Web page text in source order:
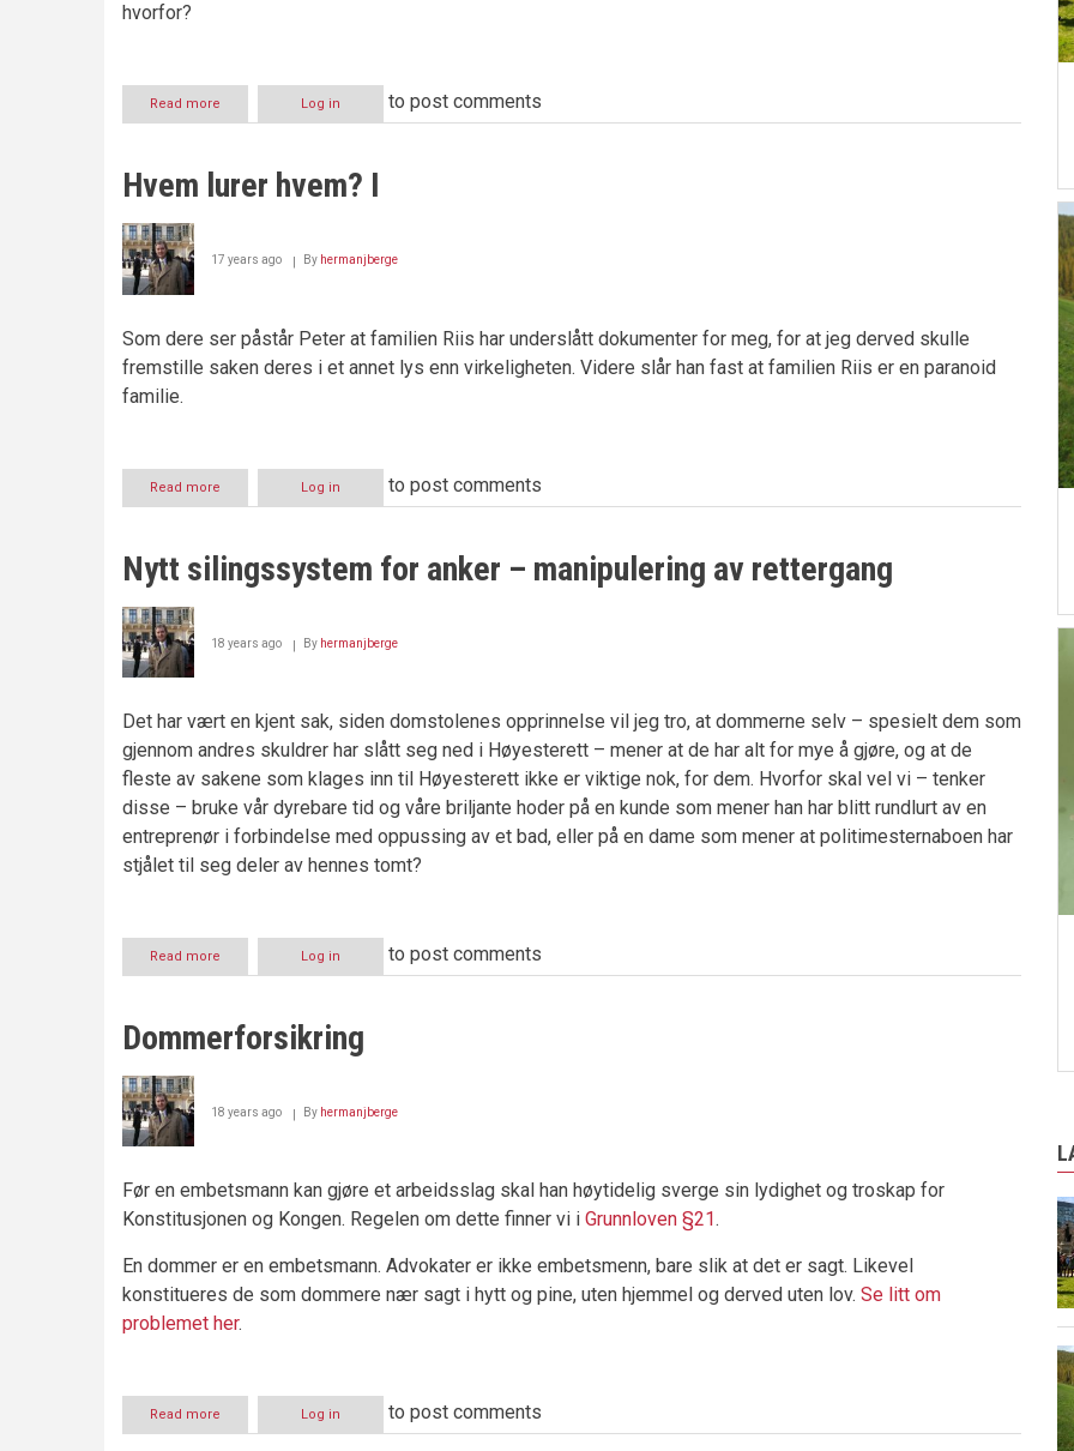
hvorfor?
Read more
Hvem
Påtalemakten
Log in to post comments
Hvem lurer hvem? I
17 years ago By hermanjberge
Som dere ser påstår Peter at familien Riis har underslått dokumenter for meg, for at jeg derved skulle
fremstille saken deres i et annet lys enn virkeligheten. Videre slår han fast at familien Riis er en paranoid
familie.
Read more
Hvem
Log in to post comments
Nytt silingssystem for anker – manipulering av rettergang
18 years ago By hermanjberge
Det har vært en kjent sak, siden domstolenes opprinnelse vil jeg tro, at dommerne selv – spesielt dem som
gjennom andres skuldrer har slått seg ned i Høyesterett – mener at de har alt for mye å gjøre, og at de
fleste av sakene som klages inn til Høyesterett ikke er viktige nok, for dem. Hvorfor skal vel vi – tenker
disse – bruke vår dyrebare tid og våre briljante hoder på en kunde som mener han har blitt rundlurt av en
entreprenør i forbindelse med oppussing av et bad, eller på en dame som mener at politimesternaboen har
stjålet til seg deler av hennes tomt?
Read more
Nytt
anker
rettergang
Log in to post comments
Dommerforsikring
18 years ago By hermanjberge
Før en embetsmann kan gjøre et arbeidsslag skal han høytidelig sverge sin lydighet og troskap for
Konstitusjonen og Kongen. Regelen om dette finner vi i Grunnloven §21.
En dommer er en embetsmann. Advokater er ikke embetsmenn, bare slik at det er sagt. Likevel
konstitueres de som dommere nær sagt i hytt og pine, uten hjemmel og derved uten lov. Se litt om
problemet her.
Read more
Dommerforsikring
Log in to post comments